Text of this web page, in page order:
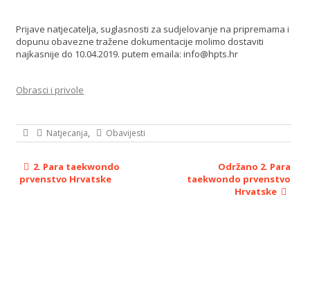
Prijave natjecatelja, suglasnosti za sudjelovanje na pripremama i
dopunu obavezne tražene dokumentacije molimo dostaviti
najkasnije do 10.04.2019. putem emaila: info@hpts.hr
Obrasci i privole
Natjecanja, Obavijesti
2. Para taekwondo
prvenstvo Hrvatske
Održano 2. Para
taekwondo prvenstvo
Hrvatske